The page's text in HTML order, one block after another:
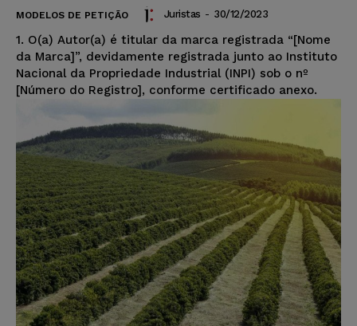
MODELOS DE PETIÇÃO Juristas - 30/12/2023
1. O(a) Autor(a) é titular da marca registrada “[Nome
da Marca]”, devidamente registrada junto ao Instituto
Nacional da Propriedade Industrial (INPI) sob o nº
[Número do Registro], conforme certificado anexo.